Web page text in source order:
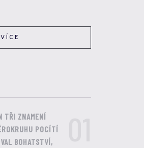
VÍCE
TŘI ZNAMENÍ
POCÍTÍ
BOHATSTVÍ,